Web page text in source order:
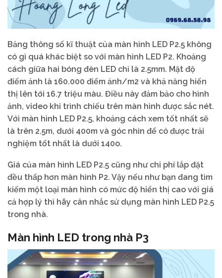
Bảng thông số kĩ thuật của màn hình LED P2.5 không
có gì quá khác biệt so với màn hình LED P2. Khoảng
cách giữa hai bóng đèn LED chỉ là 2.5mm. Mật độ
điểm ảnh là 160.000 điểm ảnh/m2 và khả năng hiển
thị lên tới 16.7 triệu màu. Điều này đảm bảo cho hình
ảnh, video khi trình chiếu trên màn hình được sắc nét.
Với màn hình LED P2.5, khoảng cách xem tốt nhất sẽ
là trên 2.5m, dưới 400m và góc nhìn để có được trải
nghiệm tốt nhất là dưới 140o.
Giá của màn hình LED P2.5 cũng như chi phí lắp đặt
đều thấp hơn màn hình P2. Vậy nếu như bạn đang tìm
kiếm một loại màn hình có mức độ hiển thị cao với giá
cả hợp lý thì hãy cân nhắc sử dụng màn hình LED P2.5
trong nhà.
Màn hình LED trong nhà P3